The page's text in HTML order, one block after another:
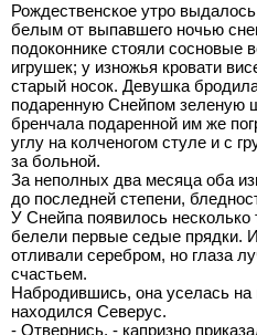
Рождественское утро
белым от выпавшего ночью
подоконнике стояли сосновые
игрушек; у изножья кровати
старый носок. Девушка
подаренную Снейпом зеленую
бренчала подаренной им же
углу на колченогом стуле и с
за больной.
За неполных два месяца оба
до последней степени,
У Снейпа появилось
белели первые седые прядки.
отливали серебром, но глаза
счастьем.
Набродившись, она уселась на
находился Северус.
- Отвернись, - капризно